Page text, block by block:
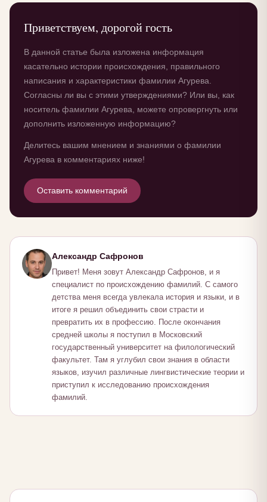
Приветствуем, дорогой гость
В данной статье была изложена информация
касательно истории происхождения, правильного
написания и характеристики фамилии Агурева.
Согласны ли вы с этими утверждениями? Или вы, как
носитель фамилии Агурева, можете опровергнуть или
дополнить изложенную информацию?
Делитесь вашим мнением и знаниями о фамилии
Агурева в комментариях ниже!
Оставить комментарий
Александр Сафронов
Привет! Меня зовут Александр Сафронов, и я
специалист по происхождению фамилий. С самого
детства меня всегда увлекала история и языки, и в
итоге я решил объединить свои страсти и
превратить их в профессию. После окончания
средней школы я поступил в Московский
государственный университет на филологический
факультет. Там я углубил свои знания в области
языков, изучил различные лингвистические теории и
приступил к исследованию происхождения
фамилий.